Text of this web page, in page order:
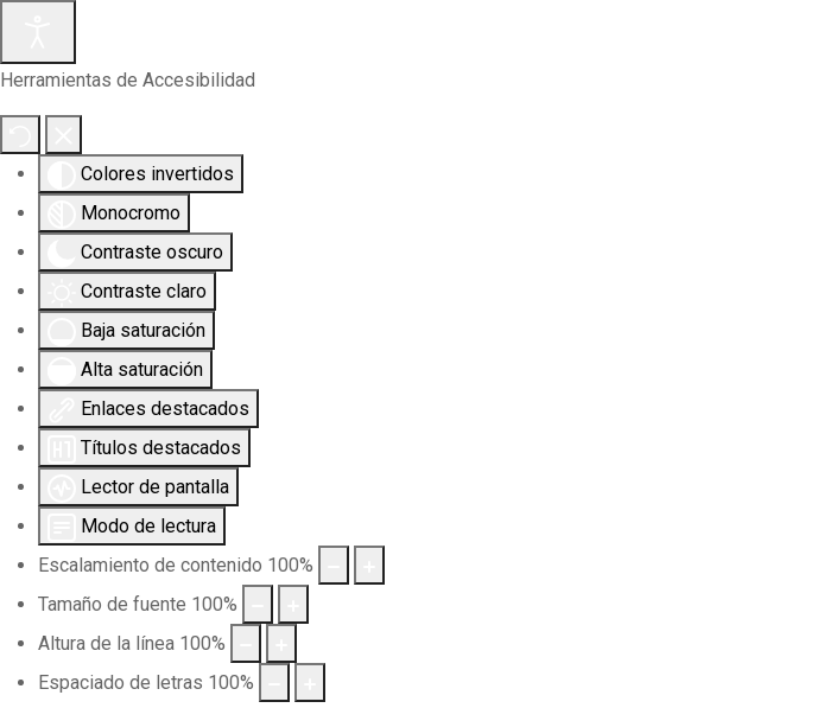
Herramientas de Accesibilidad
Colores invertidos
Monocromo
Contraste oscuro
Contraste claro
Baja saturación
Alta saturación
Enlaces destacados
Títulos destacados
Lector de pantalla
Modo de lectura
Escalamiento de contenido 100%
Tamaño de fuente 100%
Altura de la línea 100%
Espaciado de letras 100%